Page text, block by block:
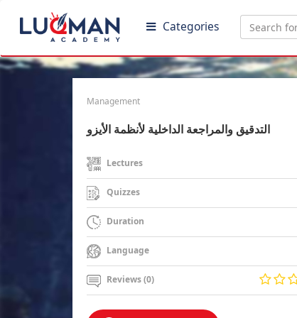
Categories
Management
التدقيق والمراجعة الداخلية لأنظمة الأيزو
Lectures
Quizzes
Duration
Language
Reviews (0)